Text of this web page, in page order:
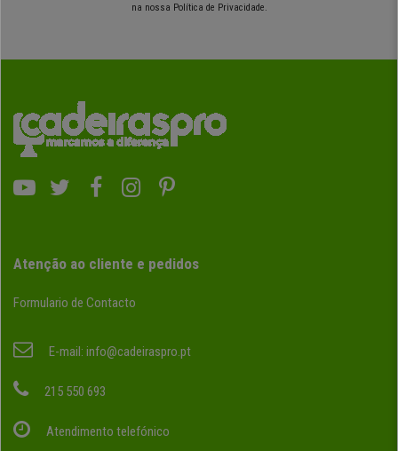
na nossa Política de Privacidade.
Atenção ao cliente e pedidos
Formulario de Contacto
E-mail: info@cadeiraspro.pt
215 550 693
Atendimento telefónico